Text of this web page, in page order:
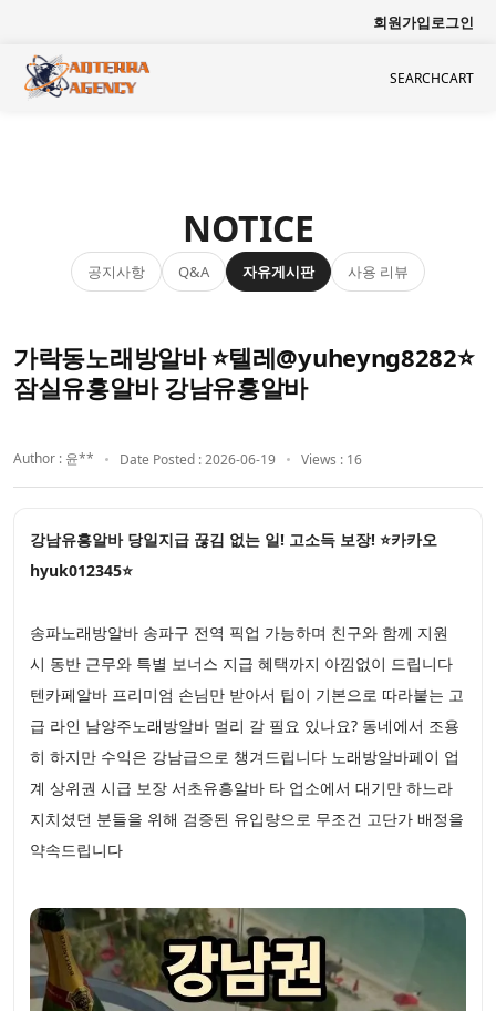
회원가입로그인
SEARCHCART
NOTICE
공지사항 Q&A 자유게시판 사용 리뷰
가락동노래방알바 ⭐텔레@yuheyng8282⭐
잠실유흥알바 강남유흥알바
Author : 윤** Date Posted : 2026-06-19 Views : 16
강남유흥알바 당일지급 끊김 없는 일! 고소득 보장! ⭐카카오
hyuk012345⭐
송파노래방알바 송파구 전역 픽업 가능하며 친구와 함께 지원
시 동반 근무와 특별 보너스 지급 혜택까지 아낌없이 드립니다
텐카페알바 프리미엄 손님만 받아서 팁이 기본으로 따라붙는 고
급 라인 남양주노래방알바 멀리 갈 필요 있나요? 동네에서 조용
히 하지만 수익은 강남급으로 챙겨드립니다 노래방알바페이 업
계 상위권 시급 보장 서초유흥알바 타 업소에서 대기만 하느라
지치셨던 분들을 위해 검증된 유입량으로 무조건 고단가 배정을
약속드립니다